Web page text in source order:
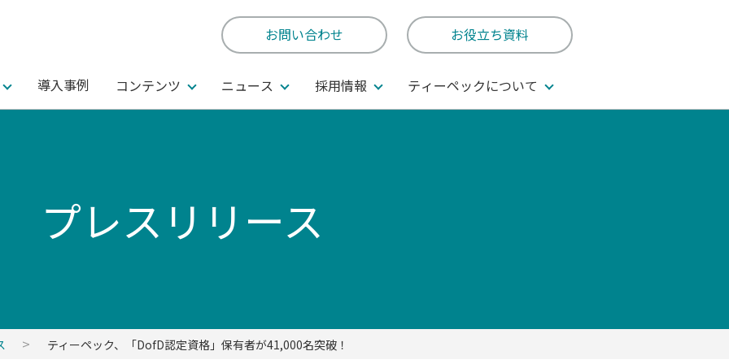
お問い合わせ お役立ち資料
導入事例 コンテンツ ニュース 採用情報 ティーペックについて
プレスリリース
ティーペック、「DofD認定資格」保有者が41,000名突破！